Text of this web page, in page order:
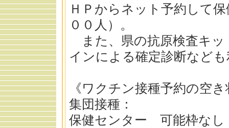
ＨＰからネット予約して
００人）。
また、県の抗原検査キッ
インによる確定診断など
《ワクチン接種予約の空
集団接種：
保健センター 可能枠なし